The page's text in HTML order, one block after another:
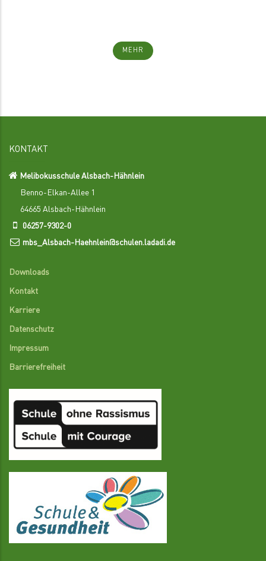
MEHR
KONTAKT
Melibokusschule Alsbach-Hähnlein
Benno-Elkan-Allee 1
64665 Alsbach-Hähnlein
06257-9302-0
mbs_Alsbach-Haehnlein@schulen.ladadi.de
Downloads
Kontakt
Karriere
Datenschutz
Impressum
Barrierefreiheit